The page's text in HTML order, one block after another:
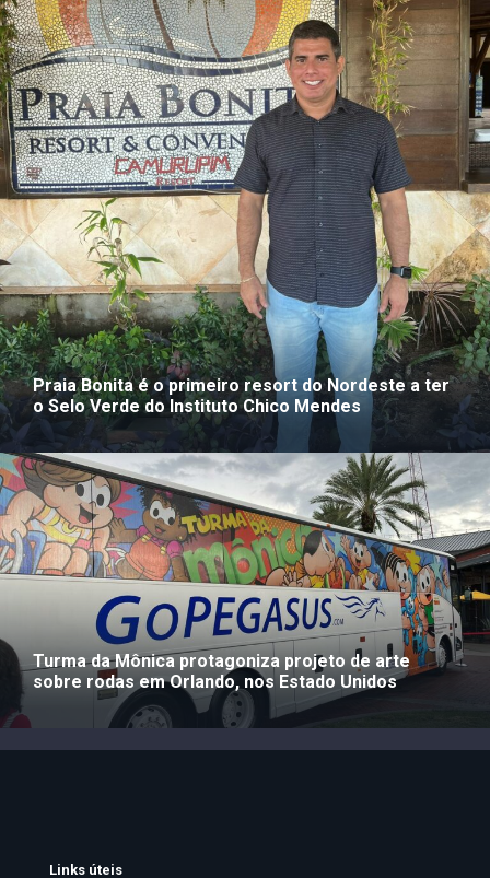
Praia Bonita é o primeiro resort do Nordeste a ter
o Selo Verde do Instituto Chico Mendes
Turma da Mônica protagoniza projeto de arte
sobre rodas em Orlando, nos Estado Unidos
Links úteis